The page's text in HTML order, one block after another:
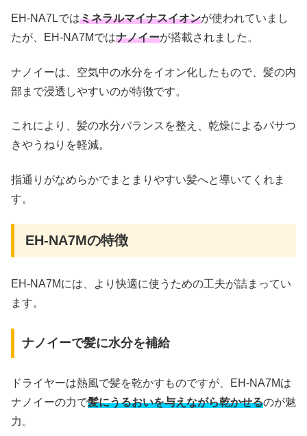
EH-NA7Lではミネラルマイナスイオンが使われていまし
たが、EH-NA7Mではナノイーが搭載されました。
ナノイーは、空気中の水分をイオン化したもので、髪の内
部まで浸透しやすいのが特徴です。
これにより、髪の水分バランスを整え、乾燥によるパサつ
きやうねりを軽減。
指通りがなめらかでまとまりやすい髪へと導いてくれま
す。
EH-NA7Mの特徴
EH-NA7Mには、より快適に使うための工夫が詰まってい
ます。
ナノイーで髪に水分を補給
ドライヤーは熱風で髪を乾かすものですが、EH-NA7Mは
ナノイーの力で髪にうるおいを与えながら乾かせるのが魅
力。